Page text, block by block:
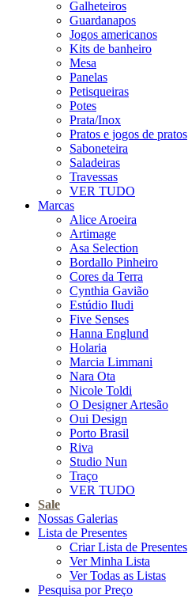
Galheteiros
Guardanapos
Jogos americanos
Kits de banheiro
Mesa
Panelas
Petisqueiras
Potes
Prata/Inox
Pratos e jogos de pratos
Saboneteira
Saladeiras
Travessas
VER TUDO
Marcas
Alice Aroeira
Artimage
Asa Selection
Bordallo Pinheiro
Cores da Terra
Cynthia Gavião
Estúdio Iludi
Five Senses
Hanna Englund
Holaria
Marcia Limmani
Nara Ota
Nicole Toldi
O Designer Artesão
Oui Design
Porto Brasil
Riva
Studio Nun
Traço
VER TUDO
Sale
Nossas Galerias
Lista de Presentes
Criar Lista de Presentes
Ver Minha Lista
Ver Todas as Listas
Pesquisa por Preço